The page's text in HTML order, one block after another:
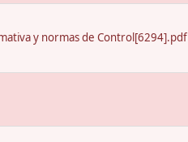
y normas de Control[6294].pdf